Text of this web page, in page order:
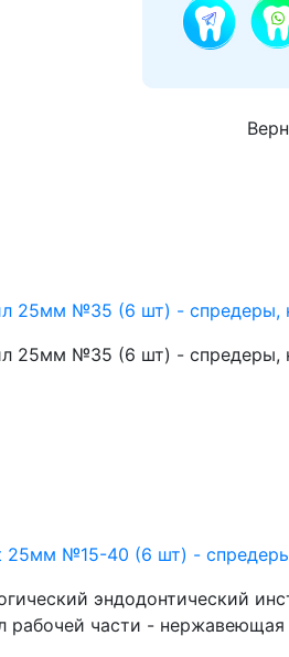
25мм №35 (6 шт) - спредеры,
25мм №35 (6 шт) - спредеры,
25мм №15-40 (6 шт) -
эндодонтический
рабочей части - нержавеющая